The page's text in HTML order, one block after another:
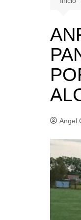
Angel